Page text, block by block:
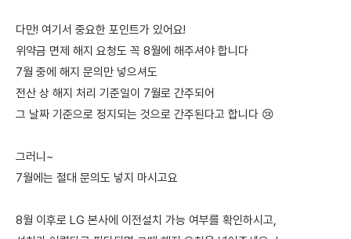
다만! 여기서 중요한 포인트가 있어요!
위약금 면제 해지 요청도 꼭 8월에 해주셔야 합니다
7월 중에 해지 문의만 넣으셔도
전산 상 해지 처리 기준일이 7월로 간주되어
그 날짜 기준으로 정지되는 것으로 간주된다고 합니다 😢
그러니~
7월에는 절대 문의도 넣지 마시고요
8월 이후로 LG 본사에 이전설치 가능 여부를 확인하시고,